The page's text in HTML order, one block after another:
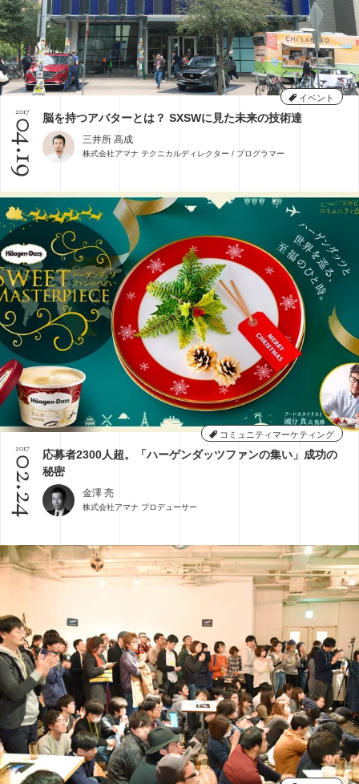
イベント
2017
04.19脳を持つアバターとは？ SXSWに見た未来の技術達
三井所 高成
株式会社アマナ テクニカルディレクター / プログラマー
コミュニティマーケティング
2017
02.24応募者2300人超。「ハーゲンダッツファンの集い」成功の
秘密
金澤 亮
株式会社アマナ プロデューサー